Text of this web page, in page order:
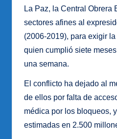
La Paz, la Central Obrera
sectores afines al
(2006-2019), para exigir
quien cumplió siete
una semana.
El conflicto ha dejado al
de ellos por falta de
médica por los bloqueos,
estimadas en 2.500